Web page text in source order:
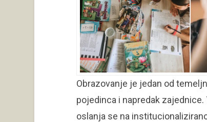
Obrazovanje je jedan od
pojedinca i napredak
oslanja se na